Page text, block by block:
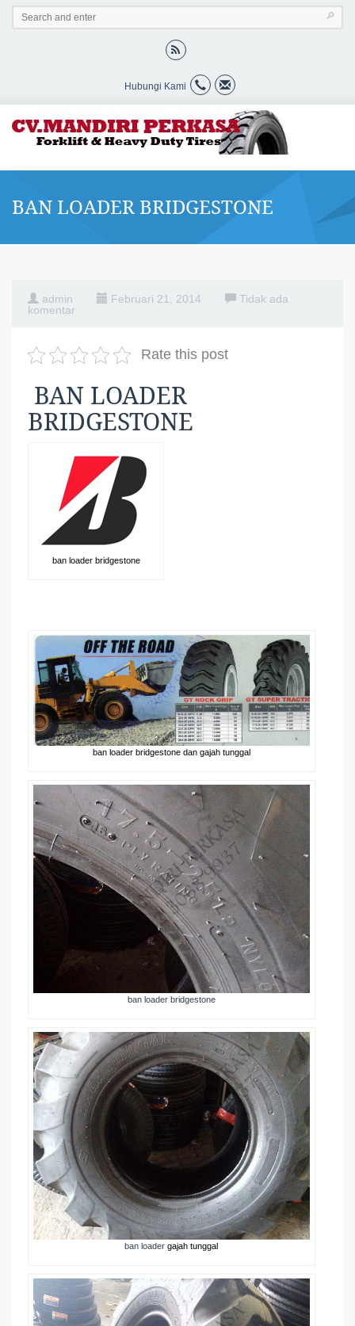
Hubungi Kami
BAN LOADER BRIDGESTONE
admin Februari 21, 2014
Tidak ada
komentar
Rate this post
BAN LOADER
BRIDGESTONE
ban loader bridgestone
ban loader bridgestone dan gajah tunggal
ban loader bridgestone
ban loader gajah tunggal